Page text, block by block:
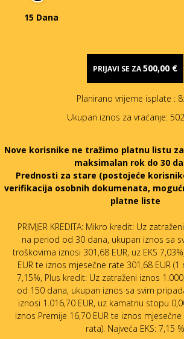
15 Dana
PRIJAVI SE ZA500,00 €
Planirano vrijeme isplate :
Ukupan iznos za vraćanje:
Nove korisnike ne tražimo platnu listu za
maksimalan rok do 30
Prednosti za stare (postojeće
verifikacija osobnih dokumenata,
platne liste
PRIMJER KREDITA: Mikro kredit: Uz
na period od 30 dana, ukupan iznos sa
troškovima iznosi 301,68 EUR, uz EKS
EUR te iznos mjesečne rate 301,68 EUR (1
7,15%, Plus kredit: Uz zatraženi iznos
od 150 dana, ukupan iznos sa svim
iznosi 1.016,70 EUR, uz kamatnu stopu
iznos Premije 16,70 EUR te iznos mjesečne
rata). Najveća EKS: 7,15 %